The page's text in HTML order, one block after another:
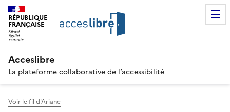
RÉPUBLIQUE
FRANÇAISE
Acceslibre
La plateforme collaborative de l’accessibilité
Voir le fil d'Ariane